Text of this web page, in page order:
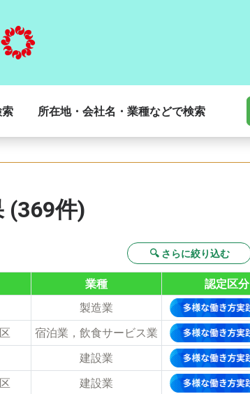
所在地・会社名・業種などで検索
(369件)
🔍 さらに絞り込む
業種 認定区分
製造業
宿泊業，飲食サービス業
建設業
建設業